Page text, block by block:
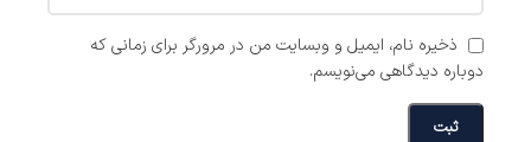
ذخیره نام، ایمیل و وبسایت من در مرورگر برای زمانی که
دوباره دیدگاهی می‌نویسم.